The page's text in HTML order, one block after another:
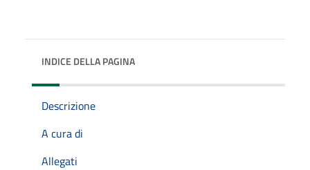
INDICE DELLA PAGINA
Descrizione
A cura di
Allegati